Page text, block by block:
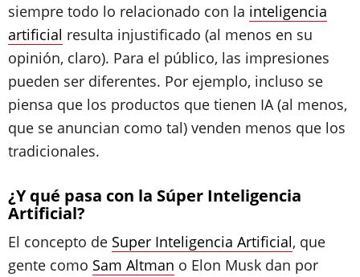
siempre todo lo relacionado con la inteligencia
artificial resulta injustificado (al menos en su
opinión, claro). Para el público, las impresiones
pueden ser diferentes. Por ejemplo, incluso se
piensa que los productos que tienen IA (al menos,
que se anuncian como tal) venden menos que los
tradicionales.
¿Y qué pasa con la Súper Inteligencia
Artificial?
El concepto de Super Inteligencia Artificial, que
gente como Sam Altman o Elon Musk dan por